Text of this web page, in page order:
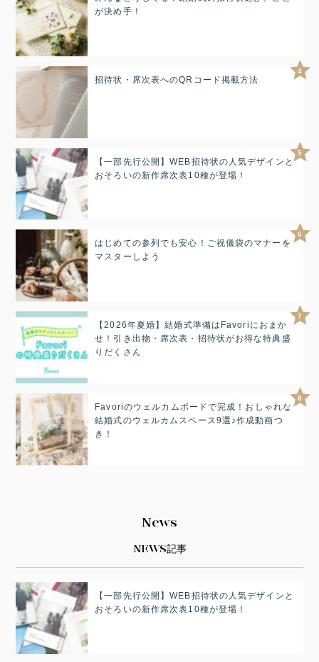
が決め手！
4
招待状・席次表へのQRコード掲載方法
5
【一部先行公開】WEB招待状の人気デザインと
おそろいの新作席次表10種が登場！
6
はじめての参列でも安心！ご祝儀袋のマナーを
マスターしよう
7
【2026年夏婚】結婚式準備はFavoriにおまか
せ！引き出物・席次表・招待状がお得な特典盛
りだくさん
8
Favoriのウェルカムボードで完成！おしゃれな
結婚式のウェルカムスペース9選♪作成動画つ
き！
News
NEWS記事
【一部先行公開】WEB招待状の人気デザインと
おそろいの新作席次表10種が登場！